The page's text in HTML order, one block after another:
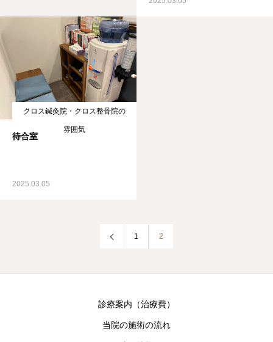
クロス鍼灸院・クロス整骨院の
雰囲気
待合室
2025.03.05
1 2
診療案内（治療費）
当院の施術の流れ